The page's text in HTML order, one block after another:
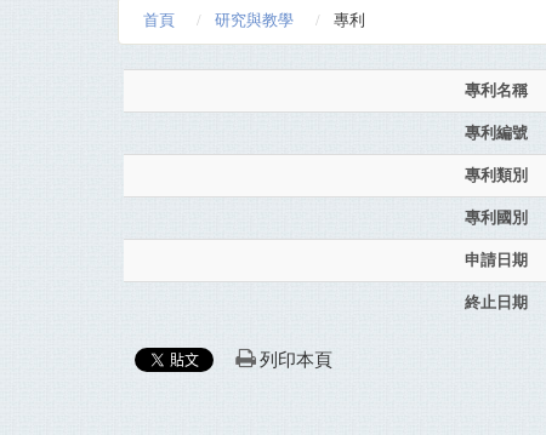
首頁 研究與教學 專利
專利名稱
專利編號
專利類別
專利國別
申請日期
終止日期
列印本頁